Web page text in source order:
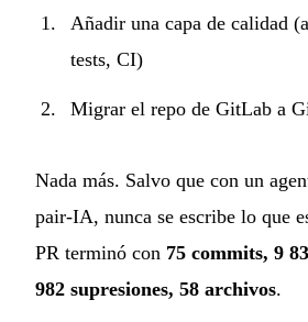
Añadir una capa de calidad
tests, CI)
Migrar el repo de GitLab a
Nada más. Salvo que con un
pair-IA, nunca se escribe lo que
PR terminó con 75 commits, 9
982 supresiones, 58 archivos.